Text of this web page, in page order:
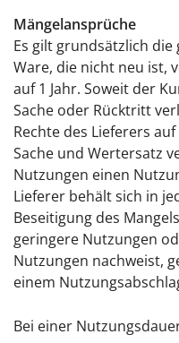
Mängelansprüche
Es gilt grundsätzlich die
Ware, die nicht neu ist,
auf 1 Jahr. Soweit der
Sache oder Rücktritt
Rechte des Lieferers
Sache und Wertersatz
Nutzungen einen
Lieferer behält sich in
Beseitigung des
geringere Nutzungen
Nutzungen nachweist,
einem
Bei einer